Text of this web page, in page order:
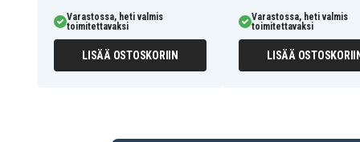
Varastossa, heti valmis
toimitettavaksi
LISÄÄ OSTOSKORIIN
Varastossa, heti valmis
toimitettavaksi
LISÄÄ OSTOSKORIIN